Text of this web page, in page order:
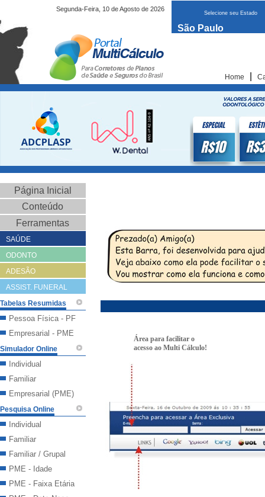
Selecione seu Estado
São Paulo
Home
Segunda-Feira, 10 de Agosto de 2026
Página Inicial
Conteúdo
Ferramentas
SAÚDE
ODONTO
ADESÃO
ASSIST. FUNERAL
Tabelas Resumidas
Pessoa Física - PF
Empresarial - PME
Simulador Online
Individual
Familiar
Empresarial (PME)
Pesquisa Online
Individual
Familiar
Familiar / Grupal
PME - Idade
PME - Faixa Etária
Área para facilitar o
acesso ao Multi Cálculo!